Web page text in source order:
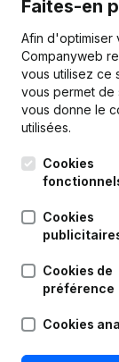
Publications
13-03-
Faites-en
Afin d'optimiser
Companyweb
vous utilisez ce
vous permet de
vous donne le
utilisées.
Cookies
Cookies
Cookies de
préférence
Cookies